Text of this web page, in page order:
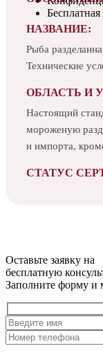
НАЗВАНИЕ:
Рыба
Технические
ОБЛАСТЬ И
Настоящий
мороженую
и импорта,
СТАТУС
Оставьте заявку на
бесплатную
Заполните форму и